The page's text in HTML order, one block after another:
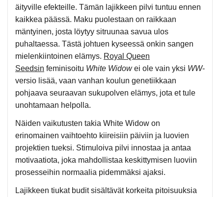
äityville efekteille. Tämän lajikkeen pilvi tuntuu ennen
kaikkea päässä. Maku puolestaan on raikkaan
mäntyinen, josta löytyy sitruunaa savua ulos
puhaltaessa. Tästä johtuen kyseessä onkin sangen
mielenkiintoinen elämys. Royal Queen
Seedsin feminisoitu White Widowei ole vain yksi WW-
versio lisää, vaan vanhan koulun genetiikkaan
pohjaava seuraavan sukupolven elämys, jota et tule
unohtamaan helpolla.
Näiden vaikutusten takia White Widow on
erinomainen vaihtoehto kiireisiin päiviin ja luovien
projektien tueksi. Stimuloiva pilvi innostaa ja antaa
motivaatiota, joka mahdollistaa keskittymisen luoviin
prosesseihin normaalia pidemmäksi ajaksi.
Lajikkeen tiukat budit sisältävät korkeita pitoisuuksia